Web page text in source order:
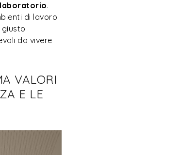
.
di lavoro
da vivere
VALORI
E LE